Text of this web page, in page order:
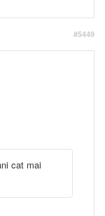
#5449
cat mai